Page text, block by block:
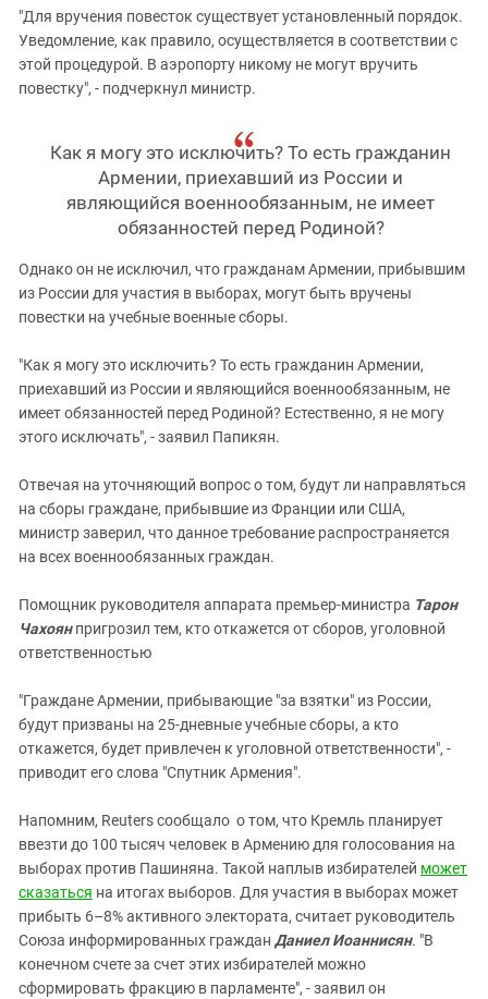
"Для вручения повесток существует установленный порядок.
Уведомление, как правило, осуществляется в соответствии с
этой процедурой. В аэропорту никому не могут вручить
повестку", - подчеркнул министр.
Как я могу это исключить? То есть гражданин
Армении, приехавший из России и
являющийся военнообязанным, не имеет
обязанностей перед Родиной?
Однако он не исключил, что гражданам Армении, прибывшим
из России для участия в выборах, могут быть вручены
повестки на учебные военные сборы.
"Как я могу это исключить? То есть гражданин Армении,
приехавший из России и являющийся военнообязанным, не
имеет обязанностей перед Родиной? Естественно, я не могу
этого исключать", - заявил Папикян.
Отвечая на уточняющий вопрос о том, будут ли направляться
на сборы граждане, прибывшие из Франции или США,
министр заверил, что данное требование распространяется
на всех военнообязанных граждан.
Помощник руководителя аппарата премьер-министра Тарон
Чахоянпригрозил тем, кто откажется от сборов, уголовной
ответственностью
"Граждане Армении, прибывающие "за взятки" из России,
будут призваны на 25-дневные учебные сборы, а кто
откажется, будет привлечен к уголовной ответственности", -
приводит его слова "Спутник Армения".
Напомним, Reuters сообщало о том, что Кремль планирует
ввезти до 100 тысяч человек в Армению для голосования на
выборах против Пашиняна. Такой наплыв избирателей может
сказаться на итогах выборов. Для участия в выборах может
прибыть 6–8% активного электората, считает руководитель
Союза информированных граждан Даниел Иоаннисян. "В
конечном счете за счет этих избирателей можно
сформировать фракцию в парламенте", - заявил он